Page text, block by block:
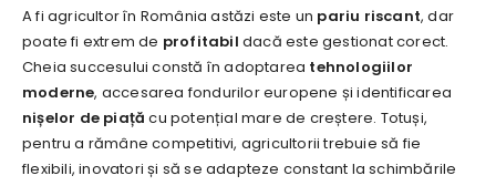
A fi agricultor în România astăzi este un pariu riscant, dar
poate fi extrem de profitabil dacă este gestionat corect.
Cheia succesului constă în adoptarea tehnologiilor
moderne, accesarea fondurilor europene și identificarea
nișelor de piață cu potențial mare de creștere. Totuși,
pentru a rămâne competitivi, agricultorii trebuie să fie
flexibili, inovatori și să se adapteze constant la schimbările